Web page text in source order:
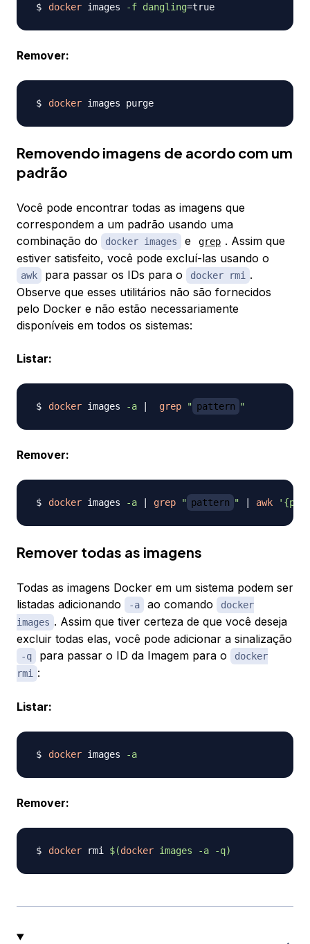
docker images -f dangling=
Remover:
docker
Removendo imagens de acordo com um
padrão
Você pode encontrar todas as imagens que
correspondem a um padrão usando uma
combinação do
docker images e grep . Assim que
estiver satisfeito, você pode excluí-las usando o
awk para passar os IDs para o docker rmi .
Observe que esses utilitários não são fornecidos
pelo Docker e não estão necessariamente
disponíveis em todos os sistemas:
Listar:
docker images -a grep " pattern "
Remover:
docker images -a grep " pattern " awk
Remover todas as imagens
Todas as imagens Docker em um sistema podem ser
listadas adicionando
-a ao comando
docker
images . Assim que tiver certeza de que você deseja
excluir todas elas, você pode adicionar a sinalização
-q para passar o ID da Imagem para o
docker
rmi :
Listar:
docker images -a
Remover:
docker rmi $(docker images -a -q)